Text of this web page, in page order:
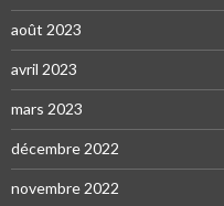
août 2023
avril 2023
mars 2023
décembre 2022
novembre 2022